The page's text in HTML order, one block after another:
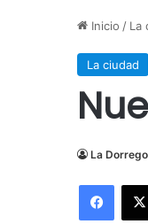
Inicio / La
La ciudad
La Dorrego